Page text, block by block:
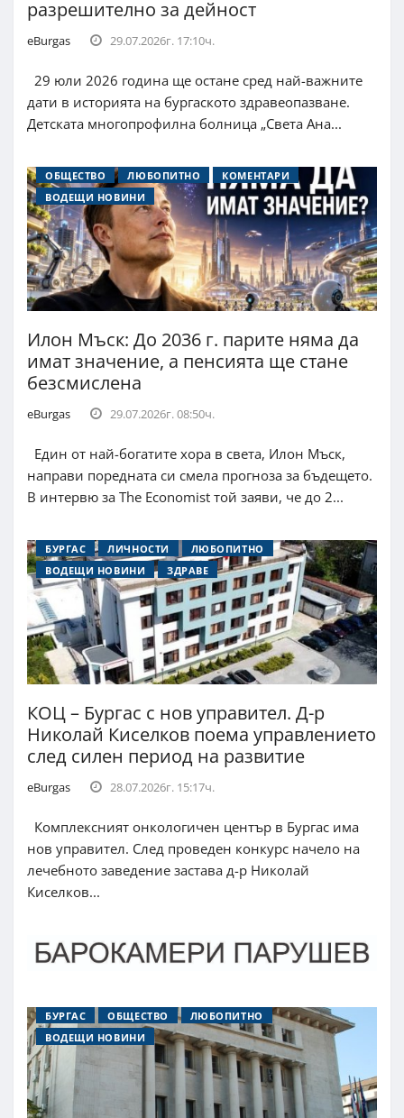
разрешително за дейност
eBurgas 29.07.2026г. 17:10ч.
29 юли 2026 година ще остане сред най-важните
дати в историята на бургаското здравеопазване.
Детската многопрофилна болница „Света Ана...
ОБЩЕСТВО ЛЮБОПИТНО
КОМЕНТАРИ
ВОДЕЩИ НОВИНИ
Илон Мъск: До 2036 г. парите няма да
имат значение, а пенсията ще стане
безсмислена
eBurgas 29.07.2026г. 08:50ч.
Един от най-богатите хора в света, Илон Мъск,
направи поредната си смела прогноза за бъдещето.
В интервю за The Economist той заяви, че до 2...
БУРГАС ЛИЧНОСТИ
ЛЮБОПИТНО
ВОДЕЩИ НОВИНИ
ЗДРАВЕ
КОЦ – Бургас с нов управител. Д-р
Николай Киселков поема управлението
след силен период на развитие
eBurgas 28.07.2026г. 15:17ч.
Комплексният онкологичен център в Бургас има
нов управител. След проведен конкурс начело на
лечебното заведение застава д-р Николай
Киселков...
БУРГАС ОБЩЕСТВО
ЛЮБОПИТНО
ВОДЕЩИ НОВИНИ